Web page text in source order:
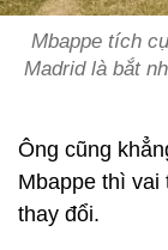
Mbappe tích
Madrid là bắt
Ông cũng
Mbappe thì vai
thay đổi.